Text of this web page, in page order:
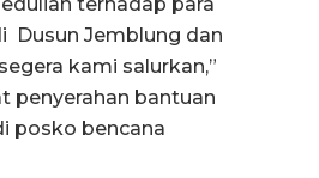
Dusun Jemblung dan
kami salurkan,”
penyerahan bantuan
posko bencana